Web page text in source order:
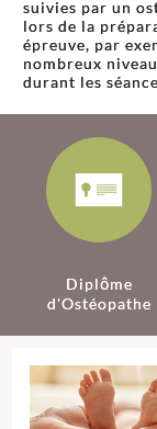
suivies par un
lors de la
épreuve, par
nombreux
durant les
Diplôme
d'Ostéopathe